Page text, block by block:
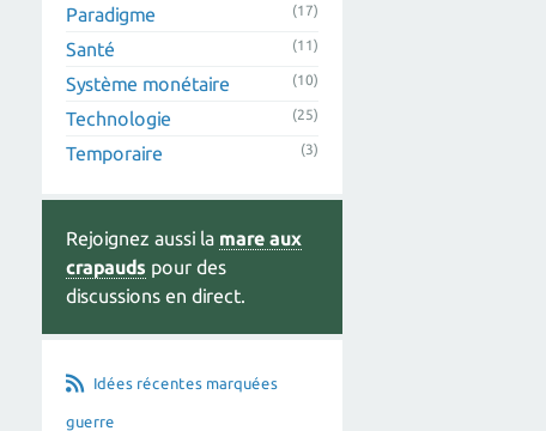
Paradigme (17)
Santé (11)
Système monétaire (10)
Technologie (25)
Temporaire (3)
Rejoignez aussi la mare aux
crapauds pour des
discussions en direct.
Idées récentes marquées
guerre